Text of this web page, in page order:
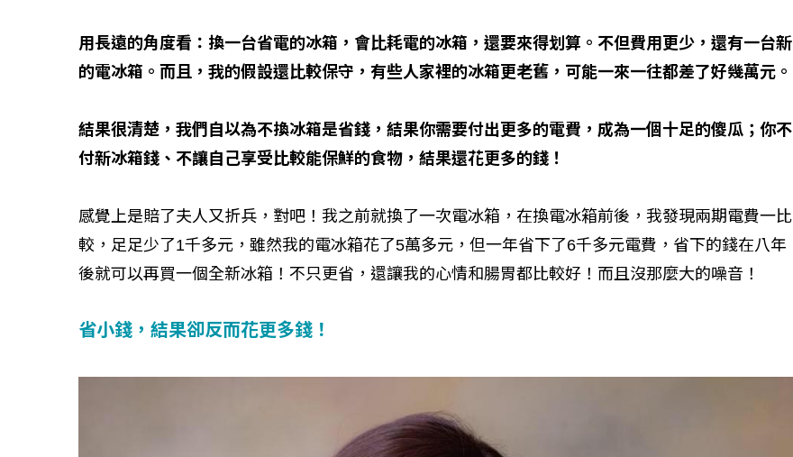
用長遠的角度看：換一台省電的冰箱，會比耗電的冰箱，還要來得划算。不但費用更少，還有一台新
的電冰箱。而且，我的假設還比較保守，有些人家裡的冰箱更老舊，可能一來一往都差了好幾萬元。
結果很清楚，我們自以為不換冰箱是省錢，結果你需要付出更多的電費，成為一個十足的傻瓜；你不
付新冰箱錢、不讓自己享受比較能保鮮的食物，結果還花更多的錢！
感覺上是賠了夫人又折兵，對吧！我之前就換了一次電冰箱，在換電冰箱前後，我發現兩期電費一比
較，足足少了1千多元，雖然我的電冰箱花了5萬多元，但一年省下了6千多元電費，省下的錢在八年
後就可以再買一個全新冰箱！不只更省，還讓我的心情和腸胃都比較好！而且沒那麼大的噪音！
省小錢，結果卻反而花更多錢！工改變病患命運的真實故事